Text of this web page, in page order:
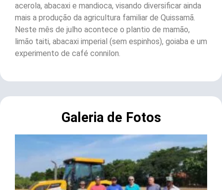
acerola, abacaxi e mandioca, visando diversificar ainda
mais a produção da agricultura familiar de Quissamã.
Neste mês de julho acontece o plantio de mamão,
limão taiti, abacaxi imperial (sem espinhos), goiaba e um
experimento de café connilon.
Galeria de Fotos